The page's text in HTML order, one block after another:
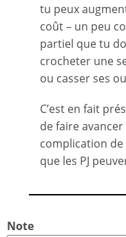
tu peux
coût – un peu
partiel que tu
crocheter une
ou casser ses
C’est en fait
de faire
complication
que les PJ
Note